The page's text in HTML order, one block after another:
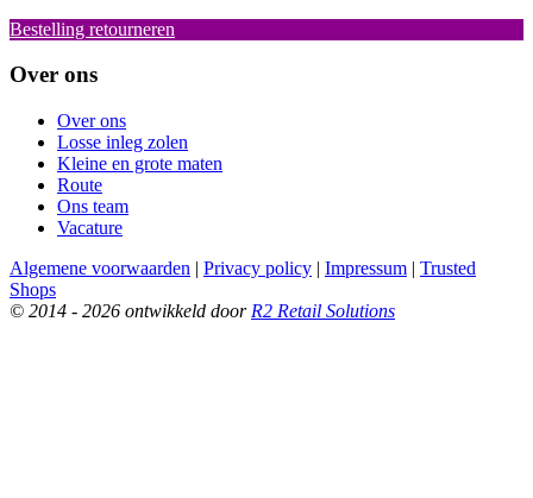
Bestelling retourneren
Over ons
Over ons
Losse inleg zolen
Kleine en grote maten
Route
Ons team
Vacature
Algemene voorwaarden | Privacy policy | Impressum | Trusted
Shops
© 2014 - 2026 ontwikkeld door R2 Retail Solutions